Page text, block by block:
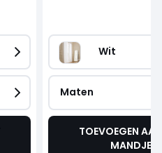
Wit
Maten
TOEVOEGEN
MANDJE